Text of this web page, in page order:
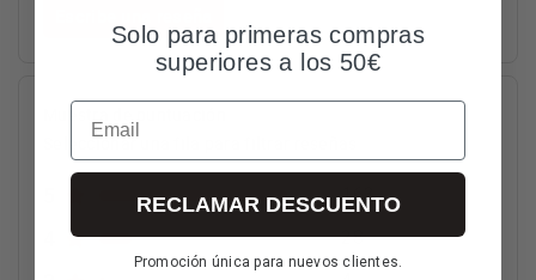
Seleccionar una fila para filtrar reseñas
163
28
Solo para primeras compras
superiores a los 50€
Email
RECLAMAR DESCUENTO
Promoción única para nuevos clientes.